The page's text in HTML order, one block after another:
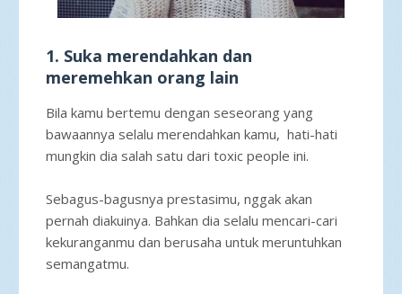
1. Suka merendahkan dan
meremehkan orang lain
Bila kamu bertemu dengan seseorang yang
bawaannya selalu merendahkan kamu, hati-hati
mungkin dia salah satu dari toxic people ini.
Sebagus-bagusnya prestasimu, nggak akan
pernah diakuinya. Bahkan dia selalu mencari-cari
kekuranganmu dan berusaha untuk meruntuhkan
semangatmu.